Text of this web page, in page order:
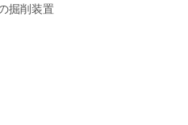
掘削装置